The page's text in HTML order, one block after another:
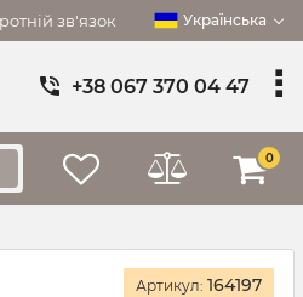
зв'язок Українська
+38 067 370 04 47
0
Артикул: 164197